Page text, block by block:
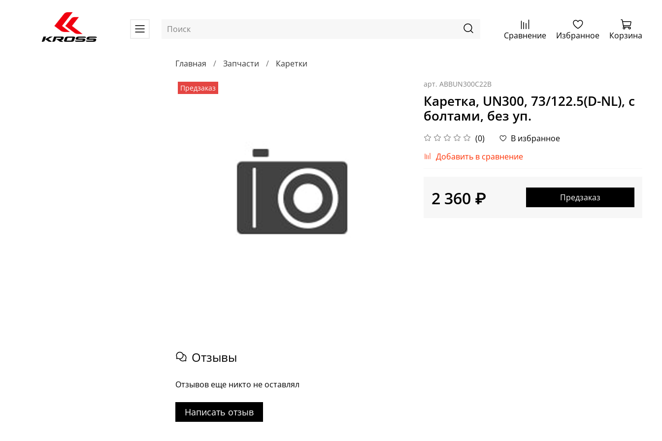
Сравнение Избранное Корзина
Главная Запчасти Каретки
Предзаказ арт. ABBUN300C22B
Каретка, UN300, 73/122.5(D-NL), с
болтами, без уп.
(0)
В избранное
Добавить в сравнение
2 360 ₽ Предзаказ
Отзывы
Отзывов еще никто не оставлял
Написать отзыв